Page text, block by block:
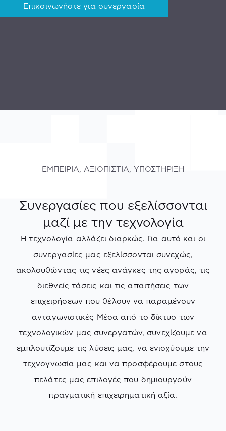
Επικοινωνήστε για συνεργασία
ΕΜΠΕΙΡΙΑ, ΑΞΙΟΠΙΣΤΙΑ, ΥΠΟΣΤΗΡΙΞΗ
Συνεργασίες που εξελίσσονται
μαζί με την τεχνολογία
Η τεχνολογία αλλάζει διαρκώς. Για αυτό και οι
συνεργασίες μας εξελίσσονται συνεχώς,
ακολουθώντας τις νέες ανάγκες της αγοράς, τις
διεθνείς τάσεις και τις απαιτήσεις των
επιχειρήσεων που θέλουν να παραμένουν
ανταγωνιστικές Μέσα από το δίκτυο των
τεχνολογικών μας συνεργατών, συνεχίζουμε να
εμπλουτίζουμε τις λύσεις μας, να ενισχύουμε την
τεχνογνωσία μας και να προσφέρουμε στους
πελάτες μας επιλογές που δημιουργούν
πραγματική επιχειρηματική αξία.